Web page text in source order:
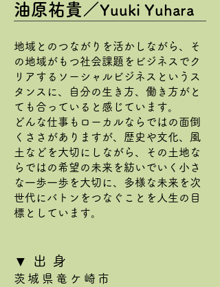
​油原祐貴／Yuuki Yuhara
地域とのつながりを活かしながら、そ
の地域がもつ社会課題をビジネスでク
リアするソーシャルビジネスというス
タンスに、自分の生き方、働き方がと
ても合っていると感じています。
どんな仕事もローカルならではの面倒
くささがありますが、歴史や文化、風
土などを大切にしながら、その土地な
らではの希望の未来を紡いでいく小さ
な一歩一歩を大切に、多様な未来を次
世代にバトンをつなぐことを人生の目
標としています。
▼ 出身
茨城県竜ケ崎市